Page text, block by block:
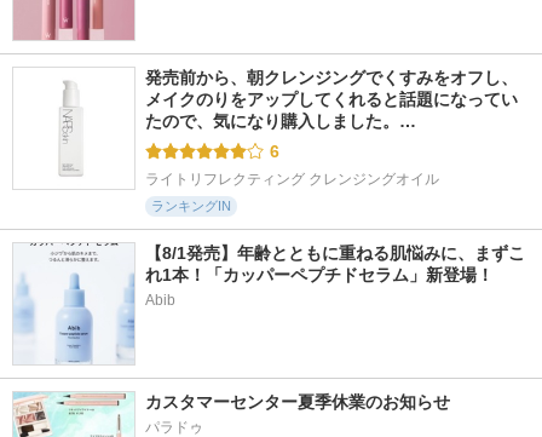
発売前から、朝クレンジングでくすみをオフし、
メイクのりをアップしてくれると話題になってい
たので、気になり購入しました。…
6
ライトリフレクティング クレンジングオイル
ランキングIN
【8/1発売】年齢とともに重ねる肌悩みに、まずこ
れ1本！「カッパーペプチドセラム」新登場！
Abib
カスタマーセンター夏季休業のお知らせ
パラドゥ